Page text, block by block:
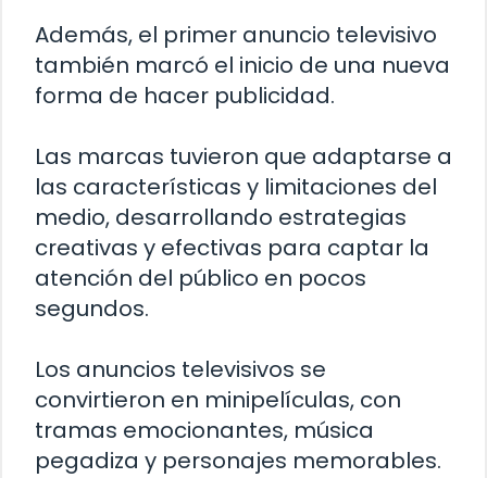
Además, el primer anuncio televisivo
también marcó el inicio de una nueva
forma de hacer publicidad.
Las marcas tuvieron que adaptarse a
las características y limitaciones del
medio, desarrollando estrategias
creativas y efectivas para captar la
atención del público en pocos
segundos.
Los anuncios televisivos se
convirtieron en minipelículas, con
tramas emocionantes, música
pegadiza y personajes memorables.